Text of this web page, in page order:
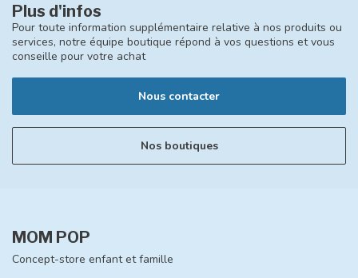
Plus d'infos
Pour toute information supplémentaire relative à nos produits ou
services, notre équipe boutique répond à vos questions et vous
conseille pour votre achat
Nous contacter
Nos boutiques
MOM POP
Concept-store enfant et famille